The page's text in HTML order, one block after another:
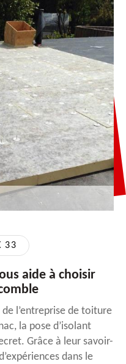
33
aide à choisir
l’entreprise de toiture
la pose d’isolant
Grâce à leur savoir-
dans le